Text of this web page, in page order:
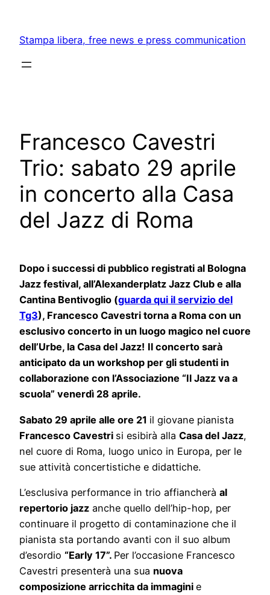
content
Stampa libera, free news e press communication
Francesco Cavestri
Trio: sabato 29 aprile
in concerto alla Casa
del Jazz di Roma
Dopo i successi di pubblico registrati al Bologna
Jazz festival, all’Alexanderplatz Jazz Club e alla
Cantina Bentivoglio (guarda qui il servizio del
Tg3), Francesco Cavestri torna a Roma con un
esclusivo concerto in un luogo magico nel cuore
dell’Urbe, la Casa del Jazz! Il concerto sarà
anticipato da un workshop per gli studenti in
collaborazione con l’Associazione “Il Jazz va a
scuola” venerdì 28 aprile.
Sabato 29 aprile alle ore 21 il giovane pianista
Francesco Cavestri si esibirà alla Casa del Jazz,
nel cuore di Roma, luogo unico in Europa, per le
sue attività concertistiche e didattiche.
L’esclusiva performance in trio affiancherà al
repertorio jazz anche quello dell’hip-hop, per
continuare il progetto di contaminazione che il
pianista sta portando avanti con il suo album
d’esordio “Early 17”. Per l’occasione Francesco
Cavestri presenterà una sua nuova
composizione arricchita da immagini e